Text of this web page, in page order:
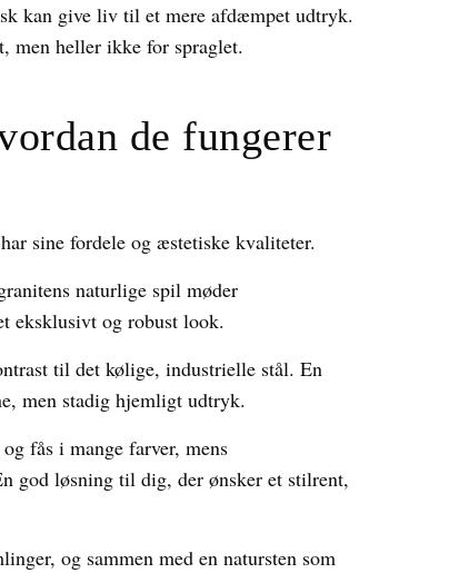
kan give liv til et mere afdæmpet udtryk.
men heller ikke for spraglet.
de fungerer
sine fordele og æstetiske kvaliteter.
naturlige spil møder
eksklusivt og robust look.
til det kølige, industrielle stål. En
men stadig hjemligt udtryk.
fås i mange farver, mens
god løsning til dig, der ønsker et stilrent,
og sammen med en natursten som